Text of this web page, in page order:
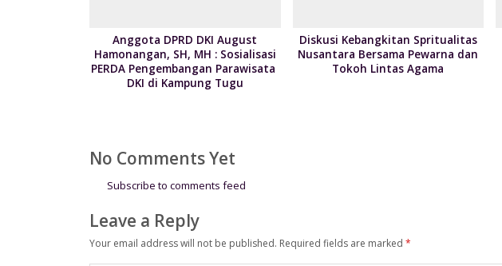
Anggota DPRD DKI August
Hamonangan, SH, MH : Sosialisasi
PERDA Pengembangan Parawisata
DKI di Kampung Tugu
Diskusi Kebangkitan Spritualitas
Nusantara Bersama Pewarna dan
Tokoh Lintas Agama
No Comments Yet
Subscribe to comments feed
Leave a Reply
Your email address will not be published. Required fields are marked *